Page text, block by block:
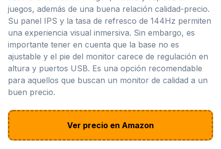
juegos, además de una buena relación calidad-precio.
Su panel IPS y la tasa de refresco de 144Hz permiten
una experiencia visual inmersiva. Sin embargo, es
importante tener en cuenta que la base no es
ajustable y el pie del monitor carece de regulación en
altura y puertos USB. Es una opción recomendable
para aquellos que buscan un monitor de calidad a un
buen precio.
Ver precio en Amazon